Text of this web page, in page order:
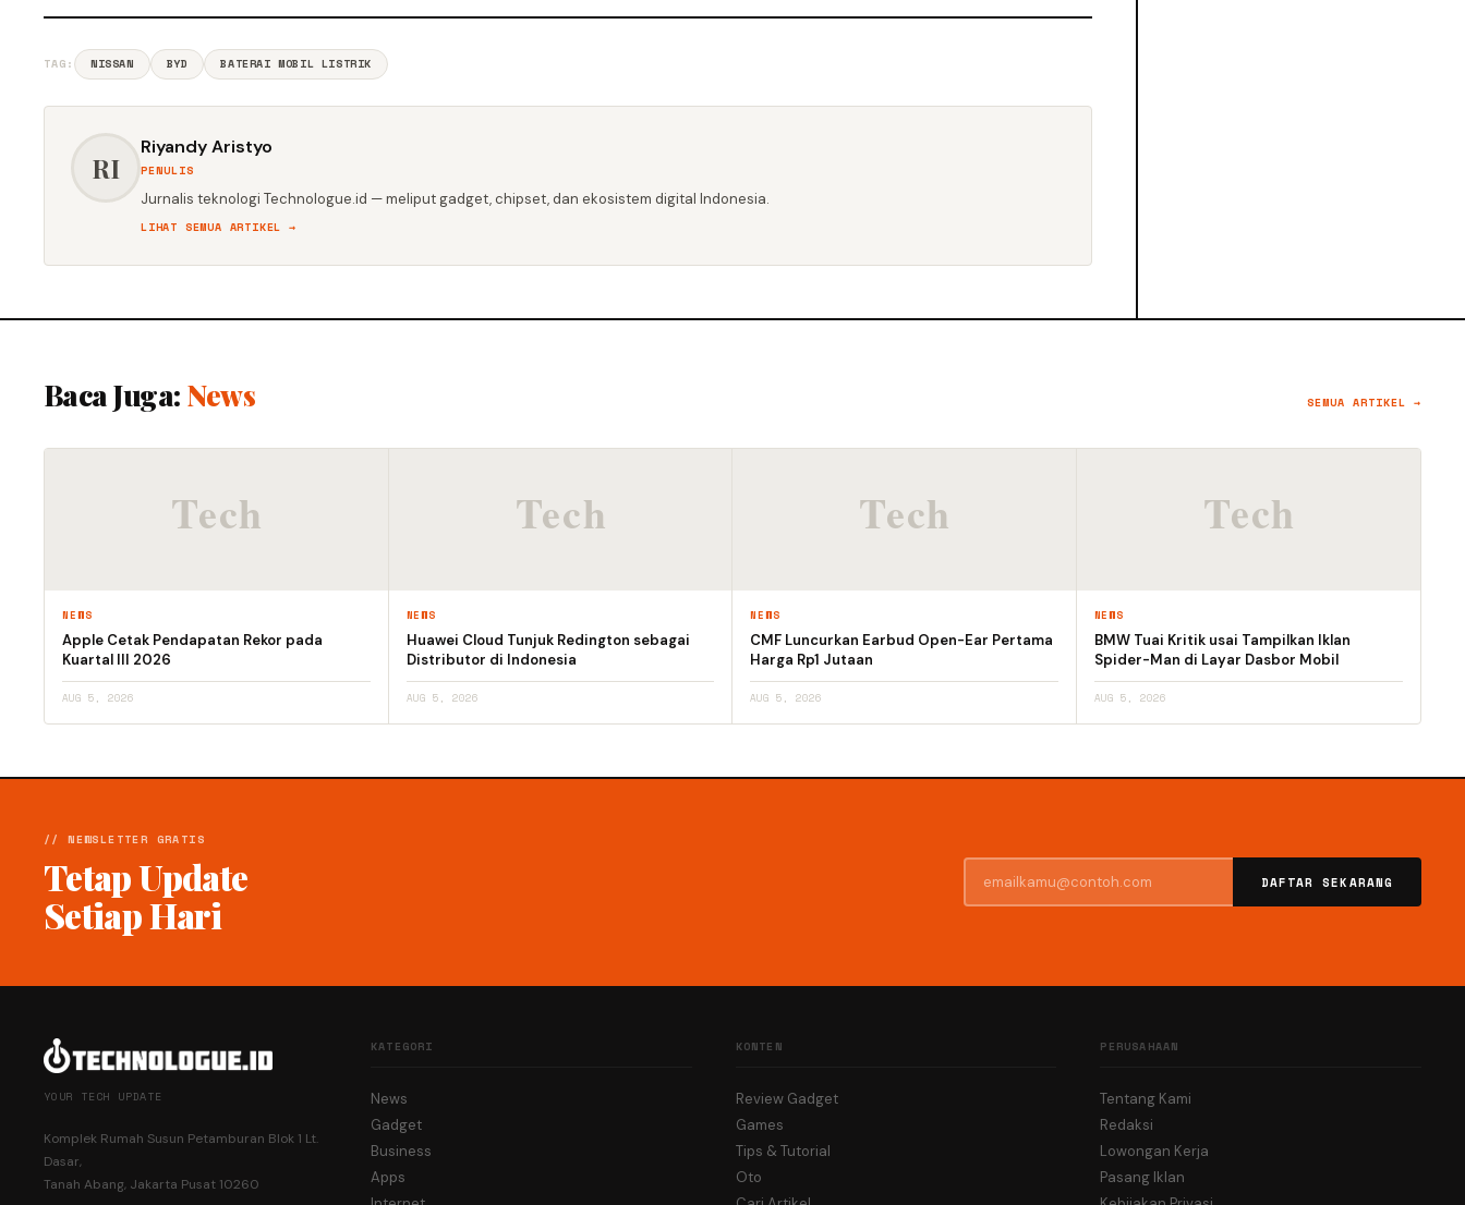
TAG: NISSAN BYD BATERAI MOBIL LISTRIK
RI
Riyandy Aristyo
PENULIS
Jurnalis teknologi Technologue.id — meliput gadget, chipset, dan ekosistem digital Indonesia.
LIHAT SEMUA ARTIKEL →
Baca Juga: News SEMUA ARTIKEL →
NEWS
Apple Cetak Pendapatan Rekor pada
Kuartal III 2026
AUG 5, 2026
NEWS
Huawei Cloud Tunjuk Redington sebagai
Distributor di Indonesia
AUG 5, 2026
NEWS
CMF Luncurkan Earbud Open-Ear Pertama
Harga Rp1 Jutaan
AUG 5, 2026
NEWS
BMW Tuai Kritik usai Tampilkan Iklan
Spider-Man di Layar Dasbor Mobil
AUG 5, 2026
// NEWSLETTER GRATIS
Tetap Update
Setiap Hari
DAFTAR SEKARANG
YOUR TECH UPDATE
Komplek Rumah Susun Petamburan Blok 1 Lt.
Dasar,
Tanah Abang, Jakarta Pusat 10260
KATEGORI
News
Gadget
Business
Apps
KONTEN
Review Gadget
Games
Tips & Tutorial
Oto
PERUSAHAAN
Tentang Kami
Redaksi
Lowongan Kerja
Pasang Iklan